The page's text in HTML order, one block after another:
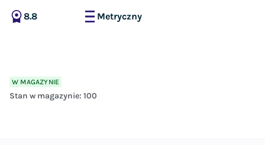
8.8 Metryczny
W MAGAZYNIE
Stan w magazynie: 100